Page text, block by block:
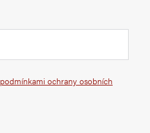
podmínkami ochrany osobních